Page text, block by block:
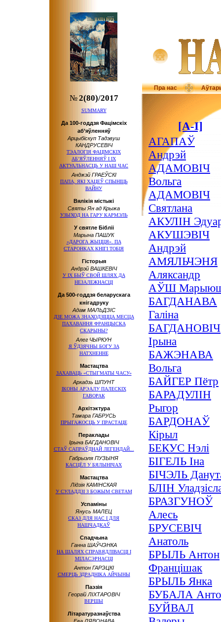
Пра нас
№2(80)/2017
SUMMARY
Да 100-годдзя Фацімскіх
аб’яўленняў
Арцыбіскуп Тадэвуш
КАНДРУСЕВІЧ
ТЭАЛОГІЯ ФАЦІМСКІХ
АБ’ЯЎЛЕННЯЎ І ІХ
АКТУАЛЬНАСЦЬ У НАШ ЧАС
Анджэй ГРАЕЎСКІ
ПАПА, ЯКІ ХАЦЕЎ СПЫНІЦЬ
ВАЙНУ
Вялікія містыкі
Святы Ян ад Крыжа
УЗЫХОД НА ГАРУ КАРМЭЛЬ
У святле Бібліі
Марына ПАШУК
«ДАРОГА ЖЫЦЦЯ». ПА
СТАРОНКАХ КНІГІ ТОБІЯ
Гісторыя
Андрэй ВАШКЕВІЧ
У ІХ БЫЎ СВОЙ ШЛЯХ ДА
НЕЗАЛЕЖНАСЦІ
Да 500-годдзя беларускага
кнігадруку
Адам МАЛЬДЗІС
ДЗЕ МОЖА ЗНАХОДЗІЦЦА МЕСЦА
ПАХАВАННЯ ФРАНЦЫСКА
СКАРЫНЫ?
Алег ЧЫРКУН
Я ЎДЗЯЧНЫ БОГУ ЗА
НАТХНЕННЕ
Мастацтва
ЗАХАВАЦЬ «СТЫГМАТЫ ЧАСУ»
Аркадзь ШПУНТ
ІКОНЫ АРЭАЛУ ПАЛЕСКІХ
ГАВОРАК
Архітэктура
Тамара ГАБРУСЬ
ПРЫГАЖОСЦЬ У ПРАСТАЦЕ
Пераклады
Ірына БАГДАНОВІЧ
СТАЎ САПРАЎДНАЙ ЛЕГЕНДАЙ...
Габрыэля ПУЗЫНЯ
КАСЦЁЛ У БЯЛЫНІЧАХ
Мастацтва
Лідзія КАМІНСКАЯ
У СУЛАДДЗІ З БОЖЫМ СВЕТАМ
Успаміны
Янусь МАЛЕЦ
СКАЗ ДЛЯ НАС І ДЛЯ
НАШЧАДКАЎ
Спадчына
Ганна ШАЎЧЭНКА
НА ШАЛЯХ СПРАВЯДЛІВАСЦІ І
МІЛАСЭРНАСЦІ
Антон ГАРЭЦКІ
СМЕРЦЬ ЗДРАДНІКА АЙЧЫНЫ
Паэзія
Георгій ЛІХТАРОВІЧ
ВЕРШЫ
Літаратуразнаўства
[А-І]
АГАПАЎ
Андрэй
АДАМОВІЧ
Вольга
АДАМОВІЧ
Святлана
АКУЛІН
АКУШЭВІЧ
Андрэй
АМЯЛЬЧЭНЯ
Аляксандр
АЎШ
БАГДАНАВА
Галіна
БАГДАНОВІЧ
Ірына
БАЖЭНАВА
Вольга
БАЙГЕР Пётр
БАРАДУЛІН
Рыгор
БАРДОНАЎ
Кірыл
БЕКУС Нэлі
БІГЕЛЬ Іна
БІЧЭЛЬ
БЛІН
БРАЗГУНОЎ
Алесь
БРУСЕВІЧ
Анатоль
БРЫЛЬ Антон
Францішак
БРЫЛЬ Янка
БУБАЛА
БУЙВАЛ